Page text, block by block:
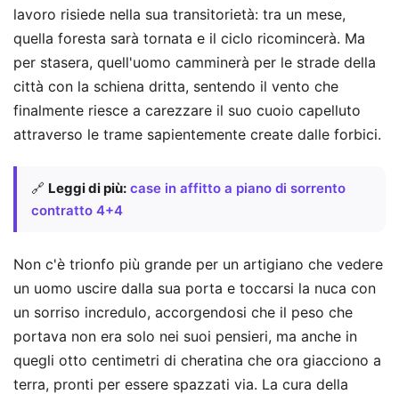
lavoro risiede nella sua transitorietà: tra un mese,
quella foresta sarà tornata e il ciclo ricomincerà. Ma
per stasera, quell'uomo camminerà per le strade della
città con la schiena dritta, sentendo il vento che
finalmente riesce a carezzare il suo cuoio capelluto
attraverso le trame sapientemente create dalle forbici.
🔗 Leggi di più: case in affitto a piano di sorrento
contratto 4+4
Non c'è trionfo più grande per un artigiano che vedere
un uomo uscire dalla sua porta e toccarsi la nuca con
un sorriso incredulo, accorgendosi che il peso che
portava non era solo nei suoi pensieri, ma anche in
quegli otto centimetri di cheratina che ora giacciono a
terra, pronti per essere spazzati via. La cura della